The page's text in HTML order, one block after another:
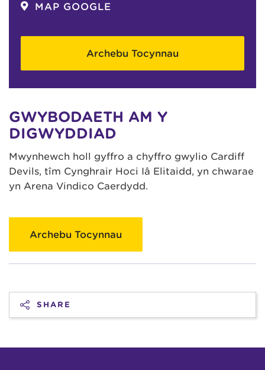
MAP GOOGLE
Archebu Tocynnau
GWYBODAETH AM Y
DIGWYDDIAD
Mwynhewch holl gyffro a chyffro gwylio Cardiff
Devils, tîm Cynghrair Hoci Iâ Elitaidd, yn chwarae
yn Arena Vindico Caerdydd.
Archebu Tocynnau
SHARE